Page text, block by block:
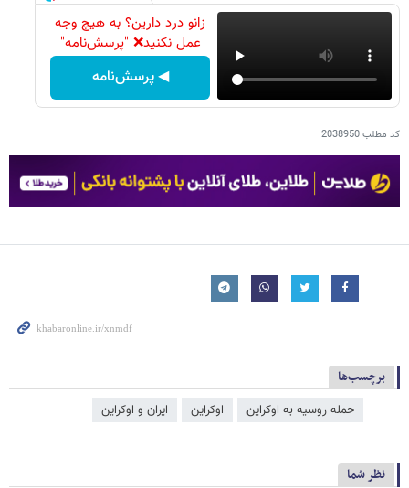
زانو درد دارین؟ به هیچ وجه
عمل نکنید❌ "پرسش‌نامه"
◀ پرسش‌نامه
کد مطلب2038950
برچسب‌ها
حمله روسیه به اوکراین اوکراین ایران و اوکراین
نظر شما